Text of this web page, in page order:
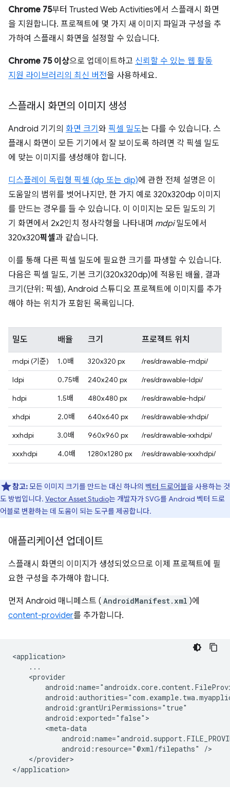
Chrome 75부터 Trusted Web Activities에서 스플래시 화면
을 지원합니다. 프로젝트에 몇 가지 새 이미지 파일과 구성을 추
가하여 스플래시 화면을 설정할 수 있습니다.
Chrome 75 이상으로 업데이트하고 신뢰할 수 있는 웹 활동
지원 라이브러리의 최신 버전을 사용하세요.
스플래시 화면의 이미지 생성
Android 기기의 화면 크기 와 픽셀 밀도는 다를 수 있습니다. 스
플래시 화면이 모든 기기에서 잘 보이도록 하려면 각 픽셀 밀도
에 맞는 이미지를 생성해야 합니다.
디스플레이 독립형 픽셀 (dp 또는 dip)에 관한 전체 설명은 이
도움말의 범위를 벗어나지만, 한 가지 예로 320x320dp 이미지
를 만드는 경우를 들 수 있습니다. 이 이미지는 모든 밀도의 기
기 화면에서 2x2인치 정사각형을 나타내며 mdpi밀도에서
320x320픽셀과 같습니다.
이를 통해 다른 픽셀 밀도에 필요한 크기를 파생할 수 있습니다.
다음은 픽셀 밀도, 기본 크기(320x320dp)에 적용된 배율, 결과
크기(단위: 픽셀), Android 스튜디오 프로젝트에 이미지를 추가
해야 하는 위치가 포함된 목록입니다.
밀도 배율 크기 프로젝트 위치
mdpi (기준) 1.0배 320x320 px
/res/drawable-mdpi/
ldpi
0.75배 240x240 px
/res/drawable-ldpi/
hdpi
1.5배 480x480 px
/res/drawable-hdpi/
xhdpi
2.0배 640x640 px
/res/drawable-xhdpi/
xxhdpi
3.0배 960x960 px
/res/drawable-xxhdpi/
xxxhdpi
4.0배 1280x1280 px /res/drawable-xxxhdpi/
참고:모든 이미지 크기를 만드는 대신 하나의 벡터 드로어블을 사용하는 것
도 방법입니다. Vector Asset Studio는 개발자가 SVG를 Android 벡터 드로
어블로 변환하는 데 도움이 되는 도구를 제공합니다.
애플리케이션 업데이트
스플래시 화면의 이미지가 생성되었으므로 이제 프로젝트에 필
요한 구성을 추가해야 합니다.
먼저 Android 매니페스트 ( AndroidManifest.xml )에
content-provider를 추가합니다.
android:resource="@xml/filepaths"
</provider>